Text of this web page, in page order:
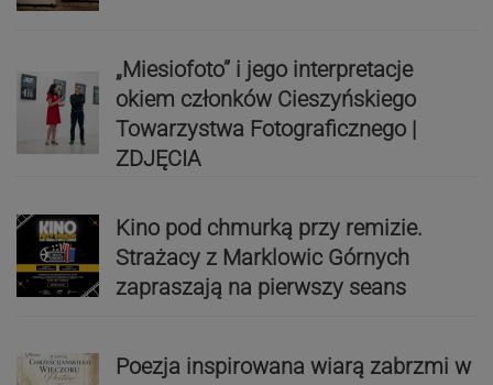
„Miesiofoto” i jego interpretacje
okiem członków Cieszyńskiego
Towarzystwa Fotograficznego |
ZDJĘCIA
Kino pod chmurką przy remizie.
Strażacy z Marklowic Górnych
zapraszają na pierwszy seans
Poezja inspirowana wiarą zabrzmi w